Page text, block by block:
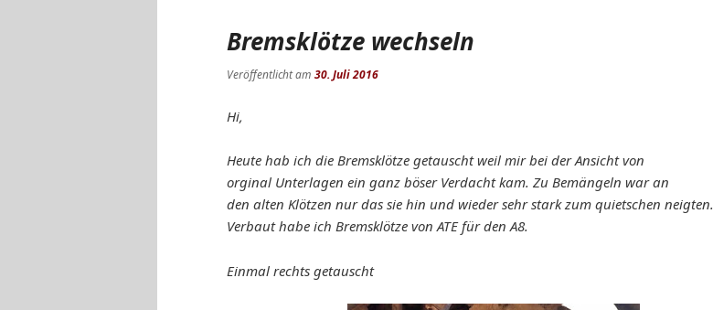
Bremsklötze wechseln
Veröffentlicht am 30. Juli 2016
Hi,
Heute hab ich die Bremsklötze getauscht weil mir bei der Ansicht von
orginal Unterlagen ein ganz böser Verdacht kam. Zu Bemängeln war an
den alten Klötzen nur das sie hin und wieder sehr stark zum quietschen neigten.
Verbaut habe ich Bremsklötze von ATE für den A8.
Einmal rechts getauscht